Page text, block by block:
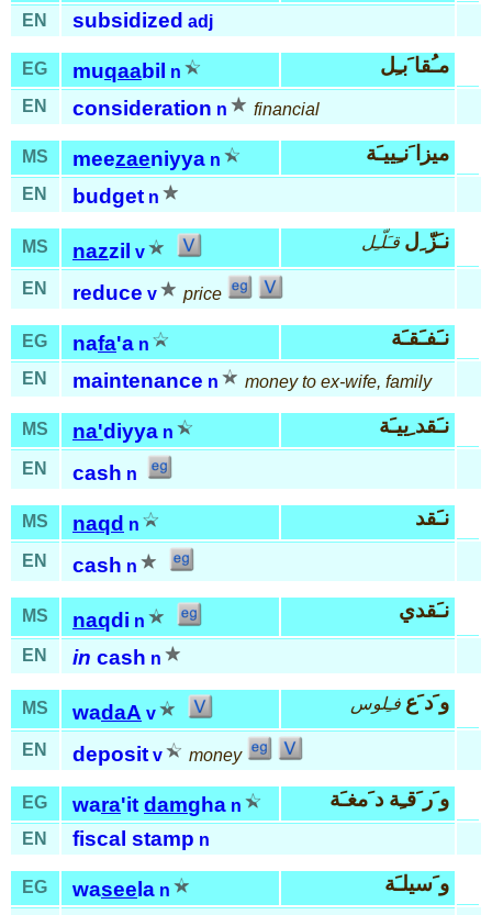
EN subsidized adj
EG muqaabil n مـُقا َبـِل
EN consideration n financial
MS meezaeniyya n ميزا َنـِييـَة
EN budget n
MS nazzil v نـَزّ ِل قـَلّـِل
EN reduce v price
EG nafa'a n نـَفـَقـَة
EN maintenance n money to ex-wife, family
MS na'diyya n نـَقد ِييـَة
EN cash n
MS naqd n نـَقد
EN cash n
MS naqdi n نـَقدي
EN in cash n
MS wadaA v و َد َع فـِلوس
EN deposit v money
EG wara'it damgha n و َر َقـِة د َمغـَة
EN fiscal stamp n
EG wasee la n و َسيلـَة